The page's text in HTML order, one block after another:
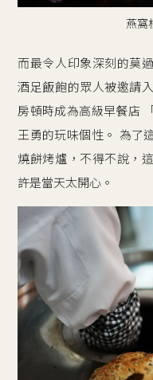
燕窩
而最令人印象深刻的莫
酒足飯飽的眾人被邀請
房頓時成為高級早餐店
王勇的玩味個性。 為了
燒餅烤爐，不得不說，
許是當天太開心。